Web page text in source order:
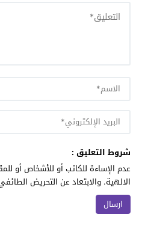
شروط التعليق :
عدم الإساءة للكاتب أو للأشخاص أو
الالهية. والابتعاد عن التحريض